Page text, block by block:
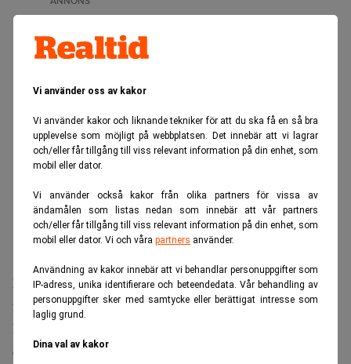
Vi använder oss av kakor
Vi använder kakor och liknande tekniker för att du ska få en så bra
upplevelse som möjligt på webbplatsen. Det innebär att vi lagrar
och/eller får tillgång till viss relevant information på din enhet, som
mobil eller dator.
Vi använder också kakor från olika partners för vissa av
ändamålen som listas nedan som innebär att vår partners
och/eller får tillgång till viss relevant information på din enhet, som
mobil eller dator. Vi och våra partners använder.
Användning av kakor innebär att vi behandlar personuppgifter som
IP-adress, unika identifierare och beteendedata. Vår behandling av
personuppgifter sker med samtycke eller berättigat intresse som
laglig grund.
Dina val av kakor
Nästan en halv miljon hektar har brunnit under de två
första månaderna av brandsäsongen, till en ekonomisk
kostnad av 3,1 miljarder euro enbart för de fem värst
drabbade euroländerna, däribland Portugal, Grekland och